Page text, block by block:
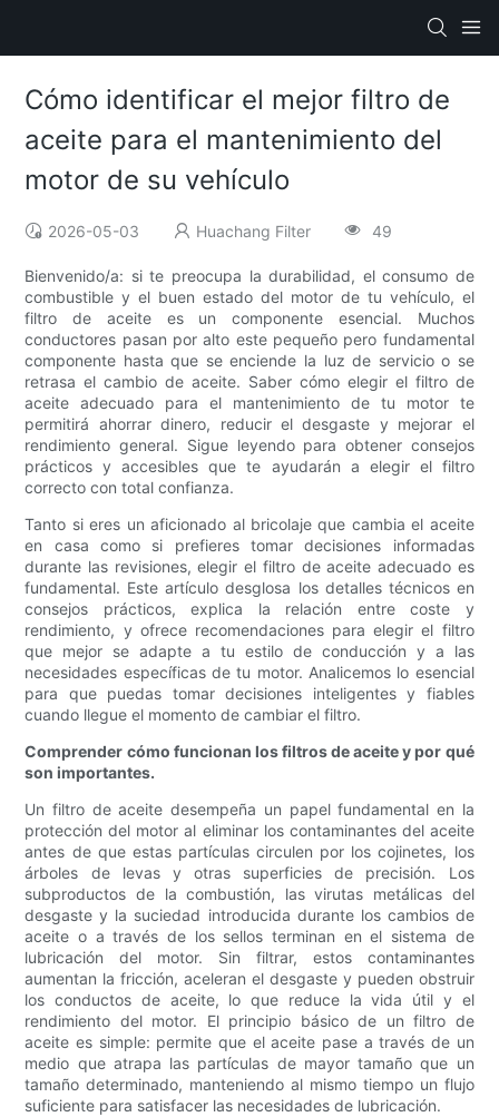
Cómo identificar el mejor filtro de
aceite para el mantenimiento del
motor de su vehículo
2026-05-03 Huachang Filter 49
Bienvenido/a: si te preocupa la durabilidad, el consumo de
combustible y el buen estado del motor de tu vehículo, el
filtro de aceite es un componente esencial. Muchos
conductores pasan por alto este pequeño pero fundamental
componente hasta que se enciende la luz de servicio o se
retrasa el cambio de aceite. Saber cómo elegir el filtro de
aceite adecuado para el mantenimiento de tu motor te
permitirá ahorrar dinero, reducir el desgaste y mejorar el
rendimiento general. Sigue leyendo para obtener consejos
prácticos y accesibles que te ayudarán a elegir el filtro
correcto con total confianza.
Tanto si eres un aficionado al bricolaje que cambia el aceite
en casa como si prefieres tomar decisiones informadas
durante las revisiones, elegir el filtro de aceite adecuado es
fundamental. Este artículo desglosa los detalles técnicos en
consejos prácticos, explica la relación entre coste y
rendimiento, y ofrece recomendaciones para elegir el filtro
que mejor se adapte a tu estilo de conducción y a las
necesidades específicas de tu motor. Analicemos lo esencial
para que puedas tomar decisiones inteligentes y fiables
cuando llegue el momento de cambiar el filtro.
Comprender cómo funcionan los filtros de aceite y por qué
son importantes.
Un filtro de aceite desempeña un papel fundamental en la
protección del motor al eliminar los contaminantes del aceite
antes de que estas partículas circulen por los cojinetes, los
árboles de levas y otras superficies de precisión. Los
subproductos de la combustión, las virutas metálicas del
desgaste y la suciedad introducida durante los cambios de
aceite o a través de los sellos terminan en el sistema de
lubricación del motor. Sin filtrar, estos contaminantes
aumentan la fricción, aceleran el desgaste y pueden obstruir
los conductos de aceite, lo que reduce la vida útil y el
rendimiento del motor. El principio básico de un filtro de
aceite es simple: permite que el aceite pase a través de un
medio que atrapa las partículas de mayor tamaño que un
tamaño determinado, manteniendo al mismo tiempo un flujo
suficiente para satisfacer las necesidades de lubricación.